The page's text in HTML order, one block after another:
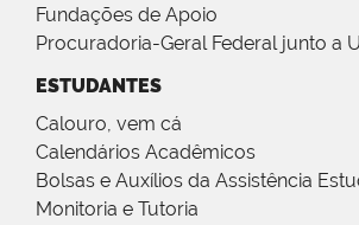
Fundações de Apoio
Procuradoria-Geral Federal junto a
ESTUDANTES
Calouro, vem cá
Calendários Acadêmicos
Bolsas e Auxílios da Assistência
Monitoria e Tutoria